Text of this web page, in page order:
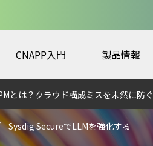
CNAPP入門 製品情報
とは何か｜攻撃者視点でクラウド
とは？クラウド構成ミスを未然に
ュリティ運用の効率化を実現する
2026 年に脅威の状況を根本から変えた
Sysdig SecureでLLMを強化する